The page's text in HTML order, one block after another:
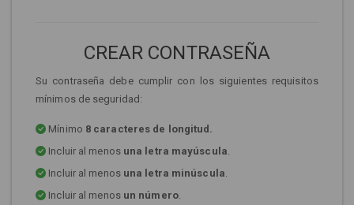
CREAR CONTRASEÑA
Su contraseña debe cumplir con los siguientes requisitos
mínimos de seguridad:
Mínimo 8 caracteres de longitud.
Incluir al menos una letra mayúscula.
Incluir al menos una letra minúscula.
Incluir al menos un número.